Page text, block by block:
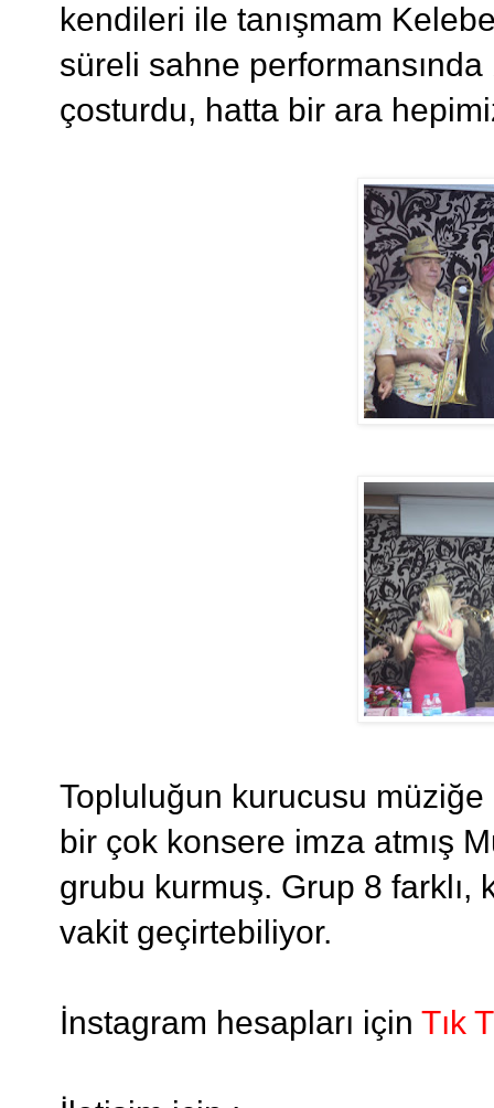
kendileri ile tanışmam
süreli sahne
çosturdu, hatta bir ara
Topluluğun kurucusu
bir çok konsere imza atmış
grubu kurmuş. Grup 8
vakit geçirtebiliyor.
İnstagram hesapları için Tık